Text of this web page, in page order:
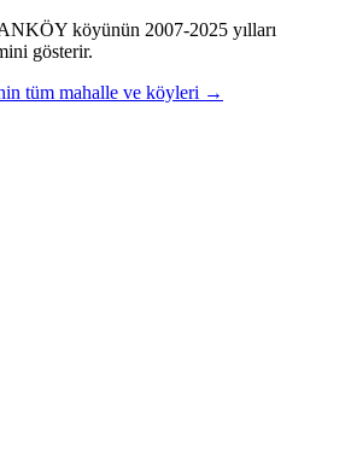
köyünün 2007-2025 yılları
gösterir.
tüm mahalle ve köyleri →